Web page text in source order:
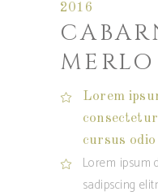
2016
MERLO
Lorem
cursus
Lorem ipsum
sadipscing